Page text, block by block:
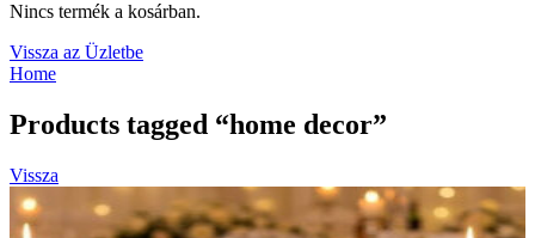
Nincs termék a kosárban.
Vissza az Üzletbe
Home
Products tagged “home decor”
Vissza